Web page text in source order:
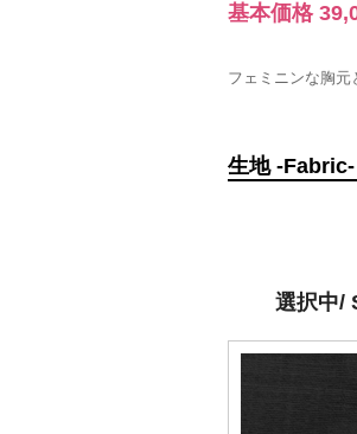
基本価格
フェミニンな胸元
生地 -Fabric-
選択中/